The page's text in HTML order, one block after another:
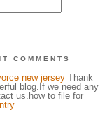
COMMENTS
new jerseyThank
blog.If we need any
us.how to file for